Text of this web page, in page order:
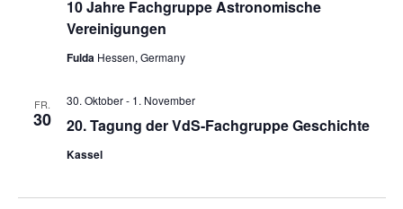
10 Jahre Fachgruppe Astronomische
Vereinigungen
Fulda Hessen, Germany
FR.
30 20. Tagung der VdS-Fachgruppe Geschichte
30. Oktober- 1. November
Kassel